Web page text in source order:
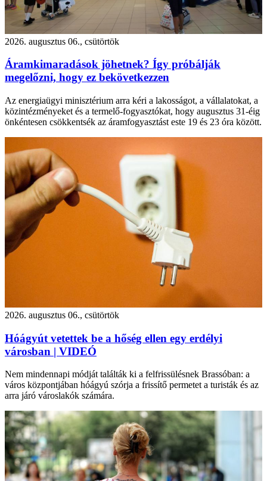
2026. augusztus 06., csütörtök
Áramkimaradások jöhetnek? Így próbálják
megelőzni, hogy ez bekövetkezzen
Az energiaügyi minisztérium arra kéri a lakosságot, a vállalatokat, a
közintézményeket és a termelő-fogyasztókat, hogy augusztus 31-éig
önkéntesen csökkentsék az áramfogyasztást este 19 és 23 óra között.
2026. augusztus 06., csütörtök
Hóágyút vetettek be a hőség ellen egy erdélyi
városban | VIDEÓ
Nem mindennapi módját találták ki a felfrissülésnek Brassóban: a
város központjában hóágyú szórja a frissítő permetet a turisták és az
arra járó városlakók számára.